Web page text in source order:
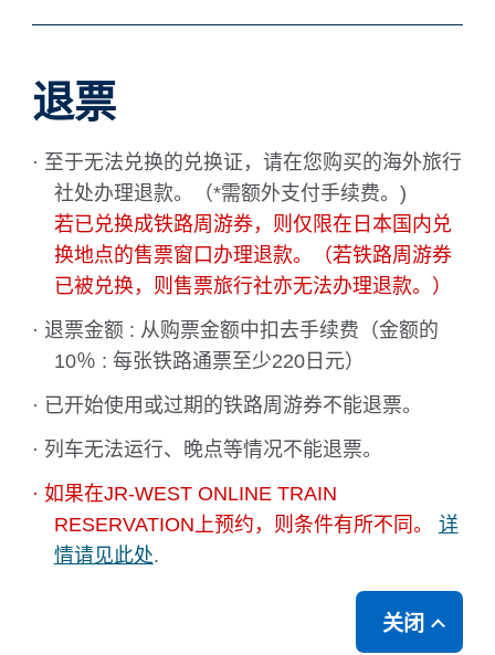
退票
· 至于无法兑换的兑换证，请在您购买的海外旅行
社处办理退款。（*需额外支付手续费。)
若已兑换成铁路周游券，则仅限在日本国内兑
换地点的售票窗口办理退款。（若铁路周游券
已被兑换，则售票旅行社亦无法办理退款。）
· 退票金额 : 从购票金额中扣去手续费（金额的
10％ : 每张铁路通票至少220日元）
· 已开始使用或过期的铁路周游券不能退票。
· 列车无法运行、晚点等情况不能退票。
· 如果在JR-WEST ONLINE TRAIN
RESERVATION上预约，则条件有所不同。
详
情请见此处.
关闭